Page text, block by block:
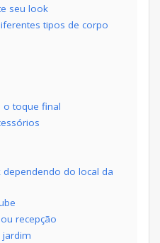
seu look
tipos de corpo
o toque final
do local da
recepção
jardim